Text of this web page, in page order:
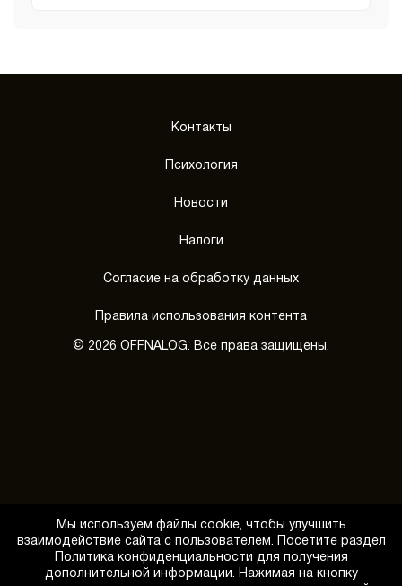
Контакты
Психология
Новости
Налоги
Согласие на обработку данных
Правила использования контента
© 2026 OFFNALOG. Все права защищены.
Мы используем файлы cookie, чтобы улучшить
взаимодействие сайта с пользователем. Посетите раздел
Политика конфиденциальности для получения
дополнительной информации. Нажимая на кнопку